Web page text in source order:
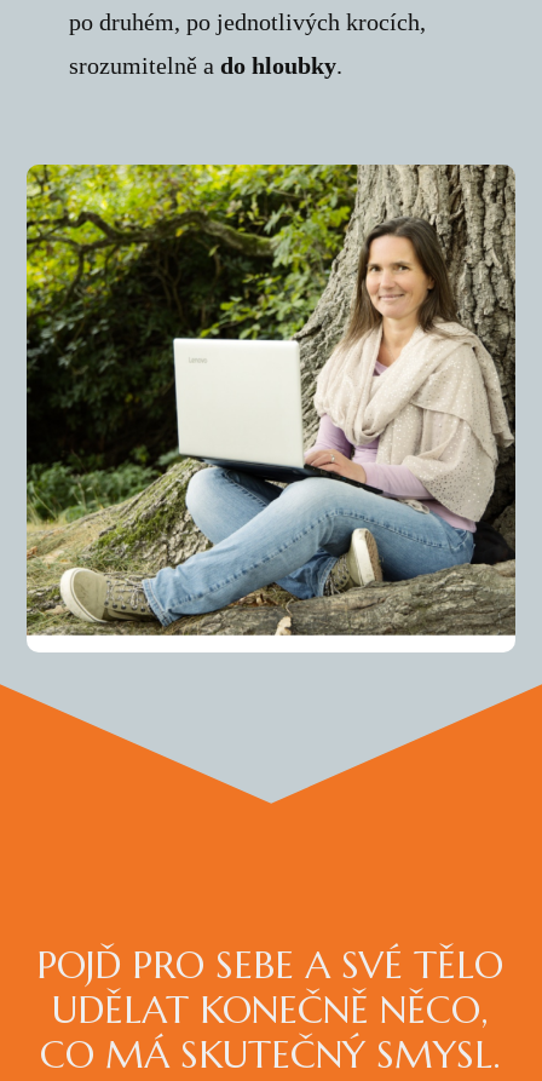
po druhém, po jednotlivých krocích,
srozumitelně ado hloubky.
POJĎ PRO SEBE A SVÉ TĚLO
UDĚLAT KONEČNĚ NĚCO,
CO MÁ SKUTEČNÝ SMYSL.